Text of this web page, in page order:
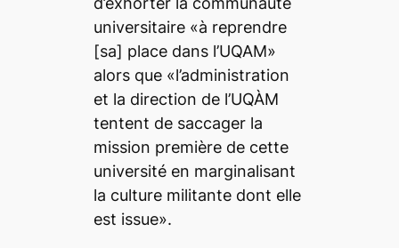
universitaire «à reprendre
[sa] place dans l’UQAM»
alors que «l’administration
et la direction de l’UQÀM
tentent de saccager la
mission première de cette
université en marginalisant
la culture militante dont elle
est issue».